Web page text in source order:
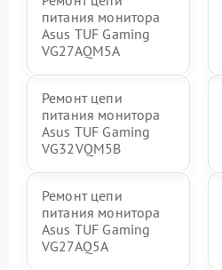
питания монитора
Asus TUF Gaming
VG27AQM5A
Ремонт цепи
питания монитора
Asus TUF Gaming
VG32VQM5B
Ремонт цепи
питания монитора
Asus TUF Gaming
VG27AQ5A